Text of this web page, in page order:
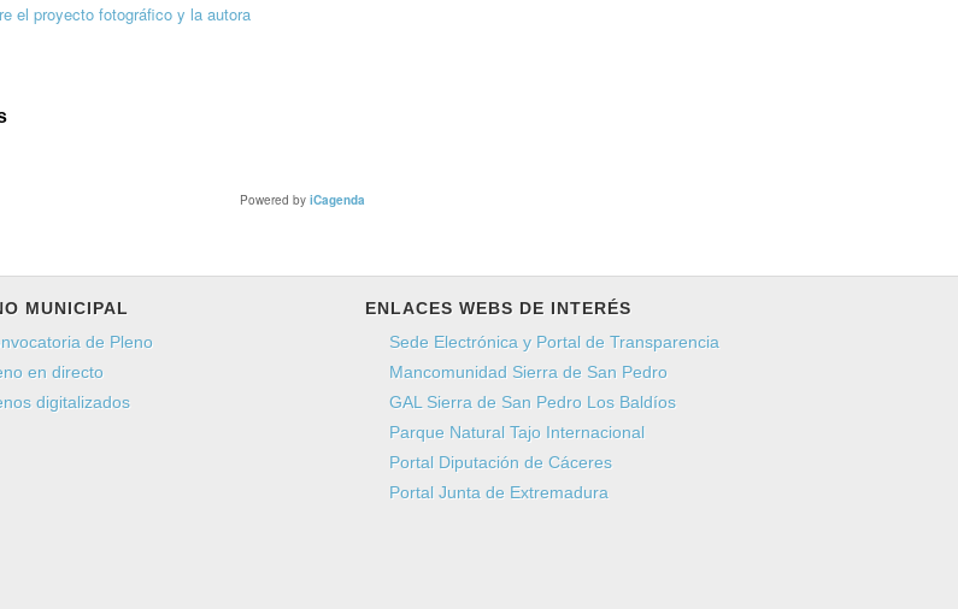
el proyecto fotográfico y la autora
Powered by iCagenda
MUNICIPAL
de Pleno
en directo
digitalizados
ENLACES WEBS DE INTERÉS
Sede Electrónica y Portal de Transparencia
Mancomunidad Sierra de San Pedro
GAL Sierra de San Pedro Los Baldíos
Parque Natural Tajo Internacional
Portal Diputación de Cáceres
Portal Junta de Extremadura